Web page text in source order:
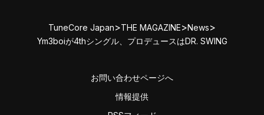
TuneCore Japan>THE MAGAZINE>News>
Ym3boiが4thシングル、プロデュースはDR. SWING
お問い合わせページへ
情報提供